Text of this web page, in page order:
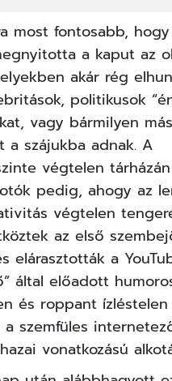
most fontosabb,
a kaput az
akár rég
politikusok
vagy bármilyen más
a szájukba adnak. A
végtelen tárházán
pedig, ahogy az
végtelen
az első
elárasztották a
által előadott
és roppant ízléstelen
a szemfüles
vonatkozású